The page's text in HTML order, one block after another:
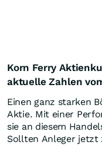
Korn Ferry
aktuelle Zahlen
Einen ganz starken
Aktie. Mit einer
sie an diesem
Sollten Anleger jetzt